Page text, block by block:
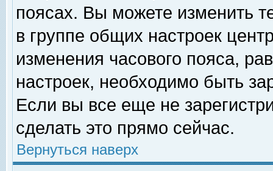
поясах. Вы можете изменить
в группе общих настроек
изменения часового пояса,
настроек, необходимо быть
Если вы все еще не
сделать это прямо сейчас.
Вернуться наверх